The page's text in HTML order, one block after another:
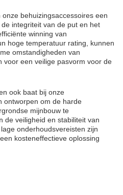
behuizingsaccessoires een
integriteit van de put en het
winning van
hoge temperatuur rating, kunnen
omstandigheden van
voor een veilige pasvorm voor de
ook baat bij onze
ontworpen om de harde
mijnbouw te
de veiligheid en stabiliteit van
onderhoudsvereisten zijn
kosteneffectieve oplossing